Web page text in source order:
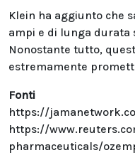
Klein ha aggiunto che
ampi e di lunga durata
Nonostante tutto,
estremamente
Fonti
https://
https://
pharmaceuticals/